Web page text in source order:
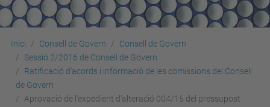
Inici Consell de Govern
Consell de Govern
Sessió 2/2016 de Consell de Govern
Ratificació d’acords i informació de les comissions del Consell
de Govern
Aprovació de l'expedient d'alteració 004/15 del pressupost